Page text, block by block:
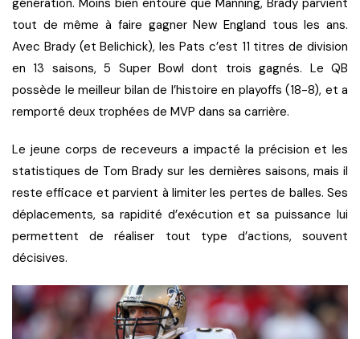
tout de même à faire gagner New England tous les ans.
Avec Brady (et Belichick), les Pats c’est 11 titres de division
en 13 saisons, 5 Super Bowl dont trois gagnés. Le QB
possède le meilleur bilan de l’histoire en playoffs (18-8), et a
remporté deux trophées de MVP dans sa carrière.
Le jeune corps de receveurs a impacté la précision et les
statistiques de Tom Brady sur les dernières saisons, mais il
reste efficace et parvient à limiter les pertes de balles. Ses
déplacements, sa rapidité d’exécution et sa puissance lui
permettent de réaliser tout type d’actions, souvent
décisives.